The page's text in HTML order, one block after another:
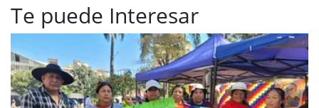
Te puede Interesar